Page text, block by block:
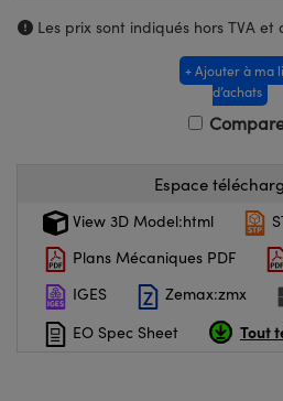
Gratings™
Les prix sont indiqués hors TVA
+ Ajouter à ma
d’achats
Espace
View 3D Model:html
Plans Mécaniques PDF
IGES
Zemax:zmx
EO Spec Sheet
Tout